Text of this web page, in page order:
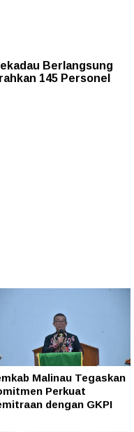
Berlangsung
145 Personel
Malinau Tegaskan
Perkuat
dengan GKPI